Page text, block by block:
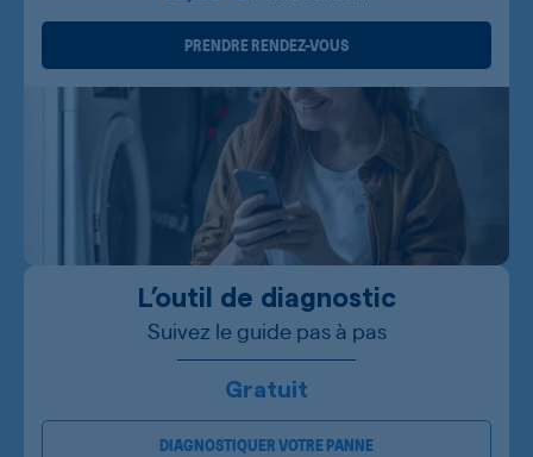
PRENDRE RENDEZ-VOUS
L’outil de diagnostic
Suivez le guide pas à pas
Gratuit
DIAGNOSTIQUER VOTRE PANNE